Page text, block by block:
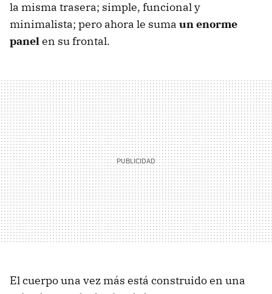
la misma trasera; simple, funcional y
minimalista; pero ahora le suma un enorme
panelen su frontal.
El cuerpo una vez más está construido en una